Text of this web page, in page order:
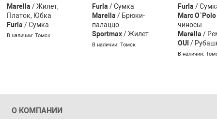
Marella / Жилет,
Платок, Юбка
Furla / Сумка
В наличии: Томск
Furla / Сумка
Marella / Брюки-
палаццо
Sportmax/ Жилет
В наличии: Томск
Furla /
Marc O`Polo
чиносы
Marella /
OUI /
В наличии:
О КОМПАНИИ